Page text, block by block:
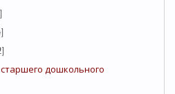
дошкольного